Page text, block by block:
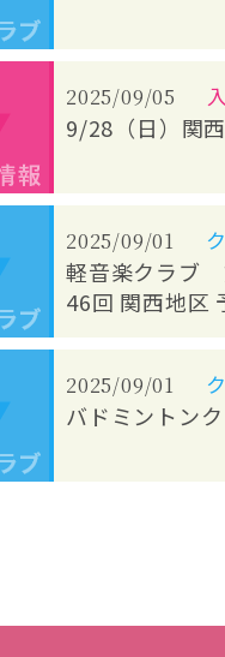
2025/09/05
9/28（日）関
2025/09/01
軽音楽クラブ
46回 関西地区
2025/09/01
バドミントン